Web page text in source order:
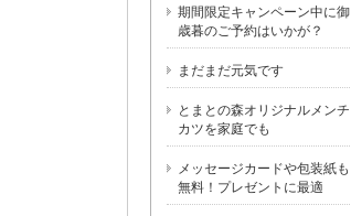
期間限定キャンペーン中に御
歳暮のご予約はいかが？
まだまだ元気です
とまとの森オリジナルメンチ
カツを家庭でも
メッセージカードや包装紙も
無料！プレゼントに最適